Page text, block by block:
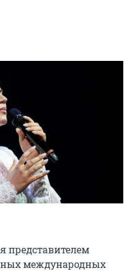
представителем
международных